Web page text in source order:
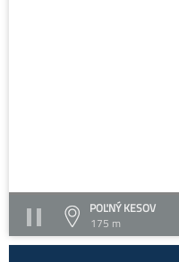
POĽNÝ KESOV
175 m